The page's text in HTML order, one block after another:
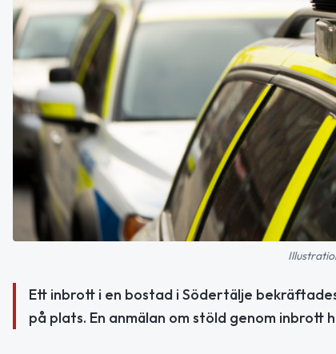
Ett inbrott i en bostad i Södertälje
på plats. En anmälan om stöld genom inbrott